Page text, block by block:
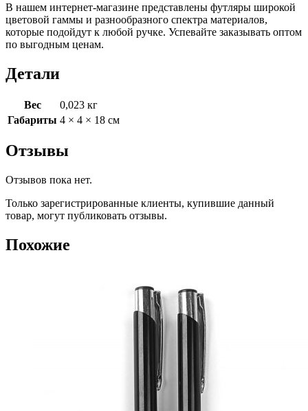
В нашем интернет-магазине представлены футляры широкой
цветовой гаммы и разнообразного спектра материалов,
которые подойдут к любой ручке. Успевайте заказывать оптом
по выгодным ценам.
Детали
Вес
0,023 кг
Габариты 4 × 4 × 18 см
Отзывы
Отзывов пока нет.
Только зарегистрированные клиенты, купившие данный
товар, могут публиковать отзывы.
Похожие